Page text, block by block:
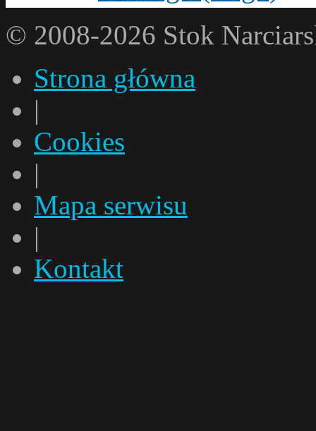
© 2008-2026 Stok
Strona główna
|
Cookies
|
Mapa serwisu
|
Kontakt